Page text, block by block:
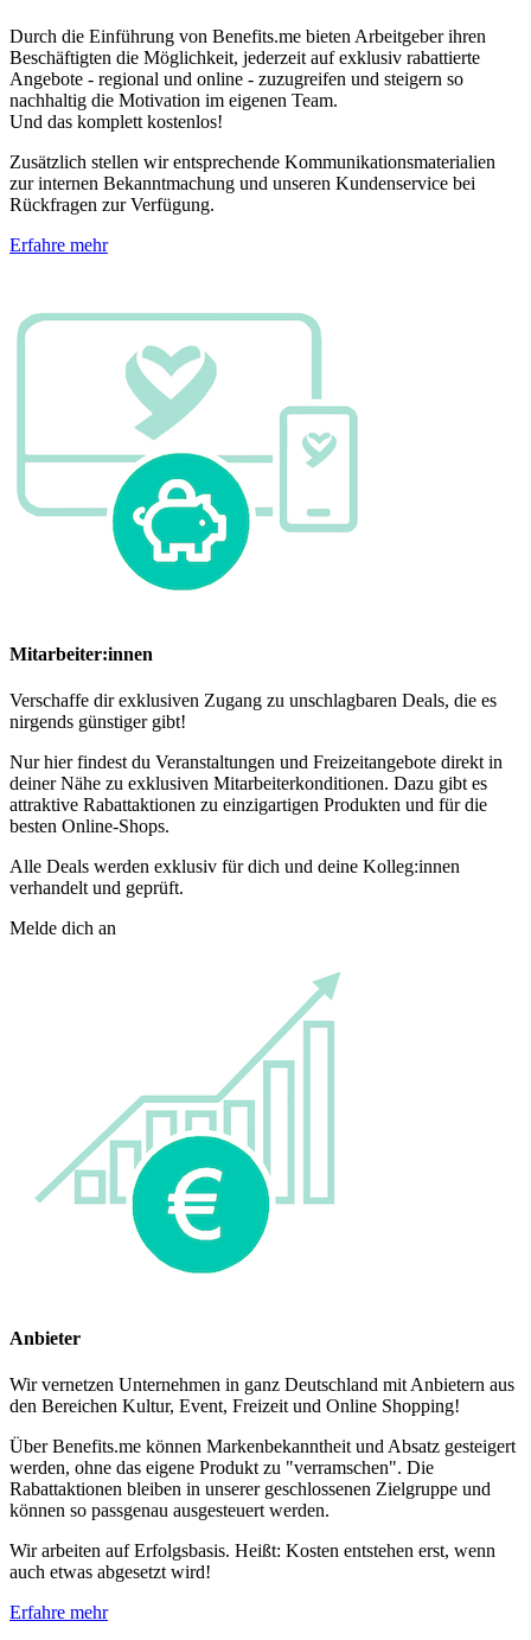
Durch die Einführung von Benefits.me bieten Arbeitgeber ihren
Beschäftigten die Möglichkeit, jederzeit auf exklusiv rabattierte
Angebote - regional und online - zuzugreifen und steigern so
nachhaltig die Motivation im eigenen Team.
Und das komplett kostenlos!
Zusätzlich stellen wir entsprechende Kommunikationsmaterialien
zur internen Bekanntmachung und unseren Kundenservice bei
Rückfragen zur Verfügung.
Erfahre mehr
Mitarbeiter:innen
Verschaffe dir exklusiven Zugang zu unschlagbaren Deals, die es
nirgends günstiger gibt!
Nur hier findest du Veranstaltungen und Freizeitangebote direkt in
deiner Nähe zu exklusiven Mitarbeiterkonditionen. Dazu gibt es
attraktive Rabattaktionen zu einzigartigen Produkten und für die
besten Online-Shops.
Alle Deals werden exklusiv für dich und deine Kolleg:innen
verhandelt und geprüft.
Melde dich an
Anbieter
Wir vernetzen Unternehmen in ganz Deutschland mit Anbietern aus
den Bereichen Kultur, Event, Freizeit und Online Shopping!
Über Benefits.me können Markenbekanntheit und Absatz gesteigert
werden, ohne das eigene Produkt zu "verramschen". Die
Rabattaktionen bleiben in unserer geschlossenen Zielgruppe und
können so passgenau ausgesteuert werden.
Wir arbeiten auf Erfolgsbasis. Heißt: Kosten entstehen erst, wenn
auch etwas abgesetzt wird!
Erfahre mehr